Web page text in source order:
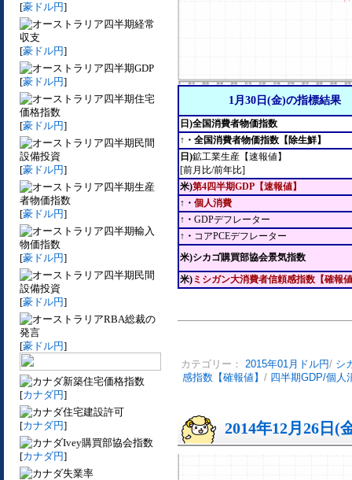
[豪ドル円]
四半期経常
収支
[豪ドル円]
四半期GDP
[豪ドル円]
四半期住宅
価格指数
[豪ドル円]
四半期民間
設備投資
[豪ドル円]
四半期生産
者物価指数
[豪ドル円]
四半期輸入
物価指数
[豪ドル円]
四半期民間
設備投資
[豪ドル円]
RBA総裁の
発言
[豪ドル円]
新築住宅価格指数
[カナダ円]
住宅建設許可
[カナダ円]
Ivey購買部協会指数
[カナダ円]
失業率
1月30日(金)の指標結果
日)全国消費者物価指数
↑・全国消費者物価指数【除生鮮】
日)鉱工業生産【速報値】
[前月比/前年比]
米)第4四半期GDP【速報値】
↑・ 個人消費
↑・ GDPデフレーター
↑・ コアPCEデフレーター
米)シカゴ購買部協会景気指数
米) ミシガン大消費者信頼感指数【確報
カテゴリー： 2015年01月ドル円/ シ
感指数【確報値】 / 四半期GDP/個人
2014年12月26日(